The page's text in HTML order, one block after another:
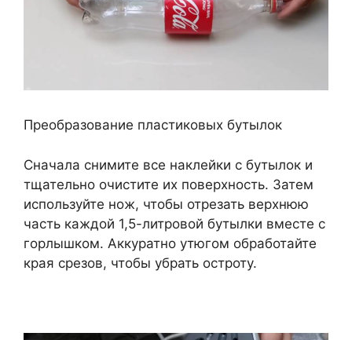
Преобразование пластиковых бутылок
Сначала снимите все наклейки с бутылок и
тщательно очистите их поверхность. Затем
используйте нож, чтобы отрезать верхнюю
часть каждой 1,5-литровой бутылки вместе с
горлышком. Аккуратно утюгом обработайте
края срезов, чтобы убрать остроту.